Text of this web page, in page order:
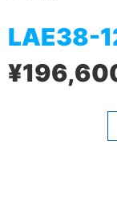
LAE38-